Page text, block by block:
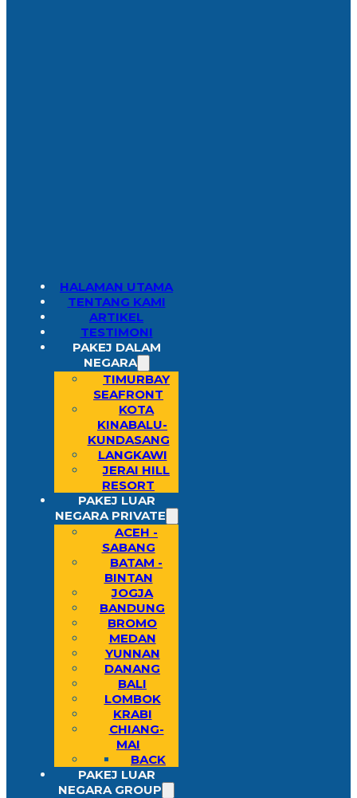
HALAMAN UTAMA
TENTANG KAMI
ARTIKEL
TESTIMONI
PAKEJ DALAM
NEGARA
TIMURBAY
SEAFRONT
KOTA
KINABALU-
KUNDASANG
LANGKAWI
JERAI HILL
RESORT
PAKEJ LUAR
NEGARA PRIVATE
ACEH -
SABANG
BATAM -
BINTAN
JOGJA
BANDUNG
BROMO
MEDAN
YUNNAN
DANANG
BALI
LOMBOK
KRABI
CHIANG-
MAI
BACK
PAKEJ LUAR
NEGARA GROUP